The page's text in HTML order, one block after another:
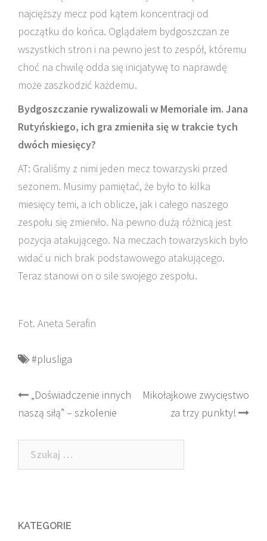
najcięższy mecz pod kątem koncentracji od
początku do końca. Oglądałem bydgoszczan ze
wszystkich stron i na pewno jest to zespół, któremu
choć na chwilę odda się inicjatywę to naprawdę
może zaszkodzić każdemu.
Bydgoszczanie rywalizowali w Memoriale im. Jana
Rutyńskiego, ich gra zmieniła się w trakcie tych
dwóch miesięcy?
AT: Graliśmy z nimi jeden mecz towarzyski przed
sezonem. Musimy pamiętać, że było to kilka
miesięcy temi, a ich oblicze, jak i całego naszego
zespołu się zmieniło. Na pewno dużą różnicą jest
pozycja atakującego. Na meczach towarzyskich było
widać u nich brak podstawowego atakującego.
Teraz stanowi on o sile swojego zespołu.
Fot. Aneta Serafin
#plusliga
Post
navigation
„Doświadczenie innych
naszą siłą” – szkolenie
Mikołajkowe zwycięstwo
za trzy punkty!
Szukaj:
KATEGORIE